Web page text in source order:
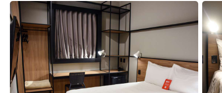
Lihat detail Lihat